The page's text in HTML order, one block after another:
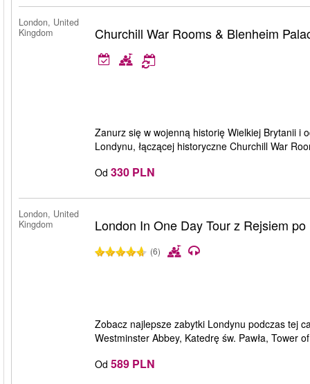
London, United
Kingdom
Churchill War Rooms & Blenheim
Zanurz się w wojenną historię Wielkiej Brytanii i
Londynu, łączącej historyczne Churchill War
Od 330 PLN
London, United
Kingdom
London In One Day Tour z Rejsiem
(6)
Zobacz najlepsze zabytki Londynu podczas tej
Westminster Abbey, Katedrę św. Pawła, Tower
Od 589 PLN